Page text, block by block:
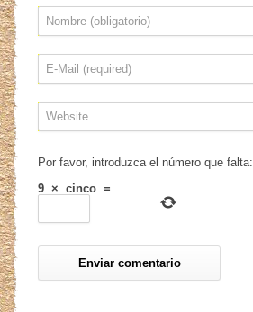
Por favor, introduzca el número que falta:
9 × cinco =